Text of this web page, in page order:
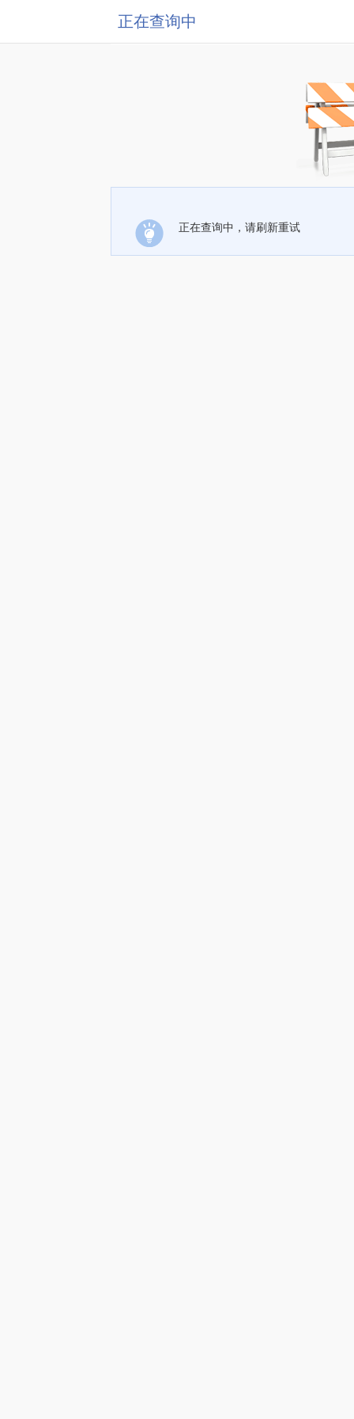
正在查询中
正在查询中，请刷新重试